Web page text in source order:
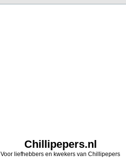
Chillipepers.nl
Voor liefhebbers en kwekers van Chillipepers